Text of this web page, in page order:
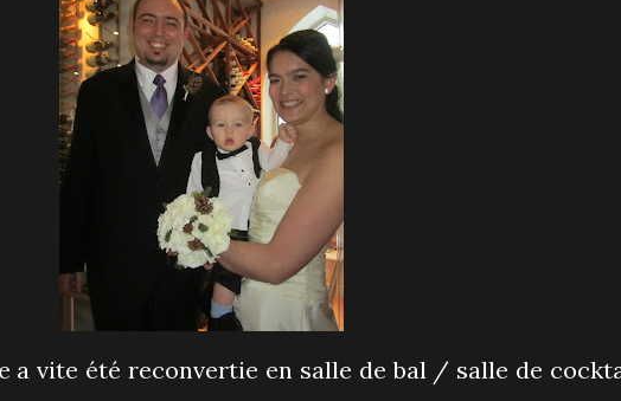
a vite été reconvertie en salle de bal / salle de